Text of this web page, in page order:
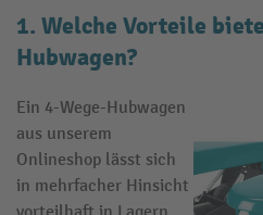
1. Welche Vorteile
Hubwagen?
Ein 4-Wege-Hubwagen
aus unserem
Onlineshop lässt sich
in mehrfacher Hinsicht